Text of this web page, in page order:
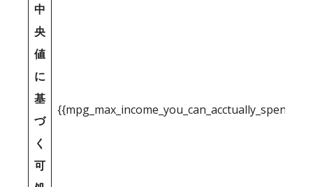
中
央
値
に
基
づ
く
可